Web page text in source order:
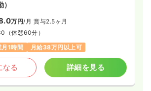
万円/月 賞与2.5ヶ月
（休憩60分）
月1時間 月給38万円以上可
なる 詳細を見る